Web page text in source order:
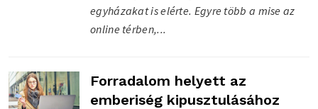
egyházakat is elérte. Egyre több a mise az
online térben,...
Forradalom helyett az
emberiség kipusztulásához